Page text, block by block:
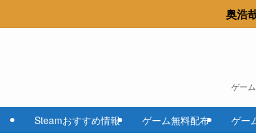
奥浩
ゲー
Steamおすすめ情報 ゲーム無料配布 ゲー